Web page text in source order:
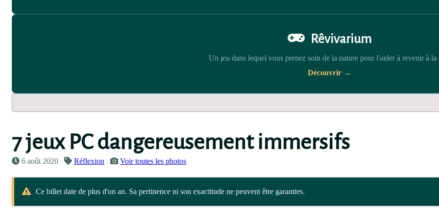
Rêvivarium
Un jeu dans lequel vous prenez soin de la nature pour l'aider à revenir à la
Découvrir →
7 jeux PC dangereusement immersifs
6 août 2020 Réflexion Voir toutes les photos
Ce billet date de plus d'un an. Sa pertinence ni son exactitude ne peuvent être garanties.